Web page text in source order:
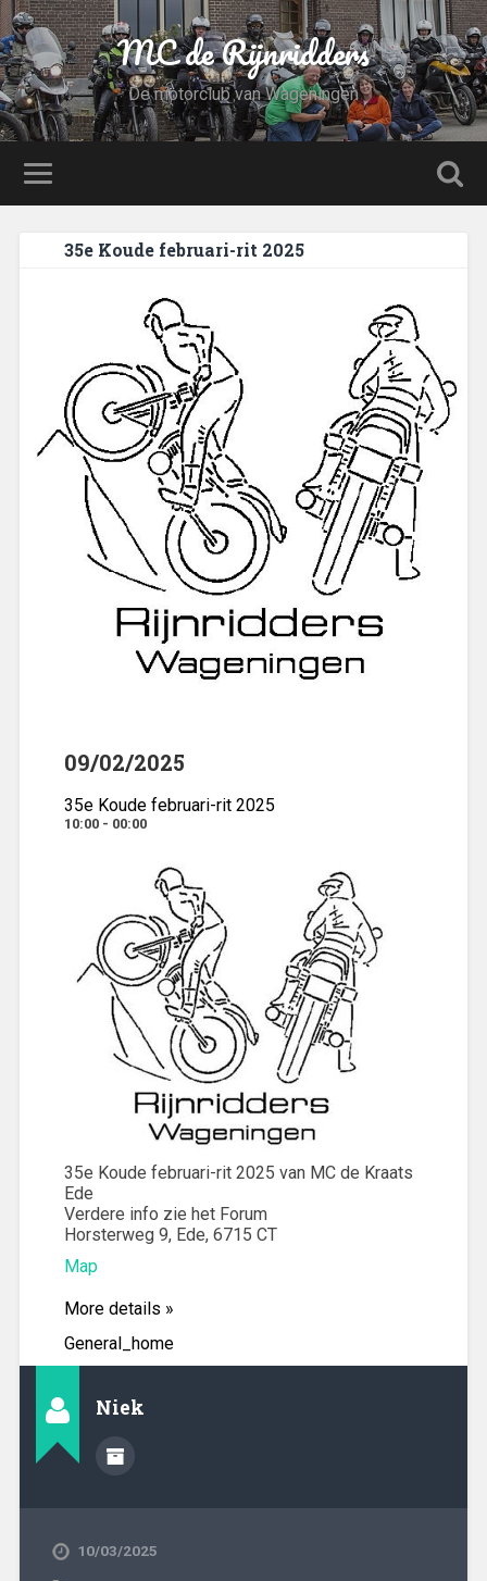
MC de Rijnridders
De motorclub van Wageningen
35e Koude februari-rit 2025
09/02/2025
35e Koude februari-rit 2025
10:00 - 00:00
35e Koude februari-rit 2025 van MC de Kraats
Ede
Verdere info zie het Forum
Horsterweg 9, Ede, 6715 CT
Map
More details »
General_home
Niek
10/03/2025